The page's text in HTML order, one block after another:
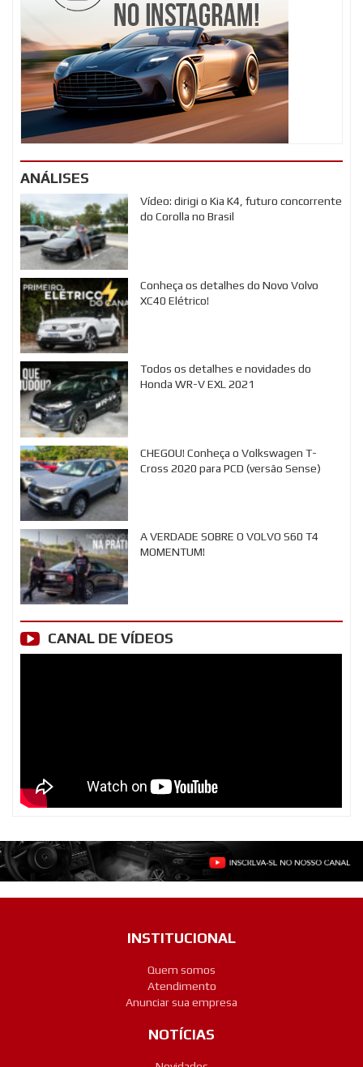
ANÁLISES
Vídeo: dirigi o Kia K4, futuro concorrente
do Corolla no Brasil
Conheça os detalhes do Novo Volvo
XC40 Elétrico!
Todos os detalhes e novidades do
Honda WR-V EXL 2021
CHEGOU! Conheça o Volkswagen T-
Cross 2020 para PCD (versão Sense)
A VERDADE SOBRE O VOLVO S60 T4
MOMENTUM!
CANAL DE VÍDEOS
INSTITUCIONAL
Quem somos
Atendimento
Anunciar sua empresa
NOTÍCIAS